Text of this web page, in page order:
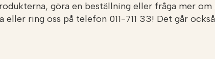
göra en beställning eller fråga mer
eller ring oss på telefon 011-711 33! Det går